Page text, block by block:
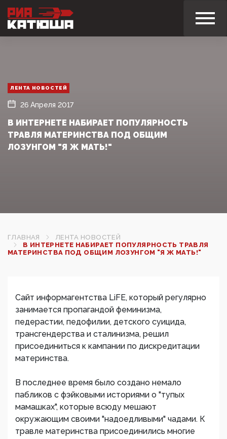
ЛЕНТА НОВОСТЕЙ
26 Апреля 2017
В ИНТЕРНЕТЕ НАБИРАЕТ ПОПУЛЯРНОСТЬ
ТРАВЛЯ МАТЕРИНСТВА ПОД ОБЩИМ
ЛОЗУНГОМ "Я Ж МАТЬ!"
ГЛАВНАЯ
ЛЕНТА НОВОСТЕЙ
В ИНТЕРНЕТЕ НАБИРАЕТ ПОПУЛЯРНОСТЬ ТРАВЛЯ
МАТЕРИНСТВА ПОД ОБЩИМ ЛОЗУНГОМ "Я Ж МАТЬ!"
Сайт информагентства LiFE, который регулярно
занимается пропагандой феминизма,
педерастии, педофилии, детского суицида,
трансгендерства и сталинизма, решил
присоединиться к кампании по дискредитации
материнства.
В последнее время было создано немало
пабликов с фэйковыми историями о "тупых
мамашках", которые всюду мешают
окружающим своими "надоедливыми" чадами. К
травле материнства присоединились многие